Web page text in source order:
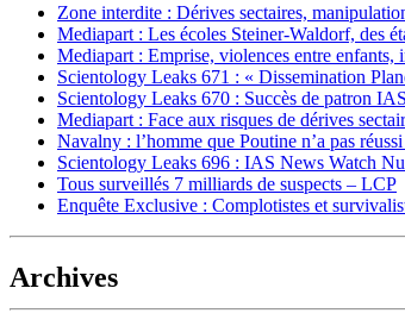
Zone interdite : Dérives sectaires,
Mediapart : Les écoles Steiner-Waldorf, des
Mediapart : Emprise, violences entre
Scientology Leaks 671 : « Dissemination
Scientology Leaks 670 : Succès de patron
Mediapart : Face aux risques de dérives
Navalny : l’homme que Poutine n’a pas
Scientology Leaks 696 : IAS News Watch
Tous surveillés 7 milliards de suspects – LCP
Enquête Exclusive : Complotistes et
Archives